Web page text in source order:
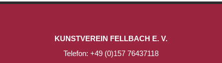
KUNSTVEREIN FELLBACH E. V.
Telefon: +49 (0)157 76437118